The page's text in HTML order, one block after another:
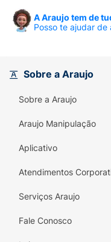
A Araujo tem de
Posso te ajudar de
Sobre a Araujo
Sobre a Araujo
Araujo Manipulação
Aplicativo
Atendimentos
Serviços Araujo
Fale Conosco